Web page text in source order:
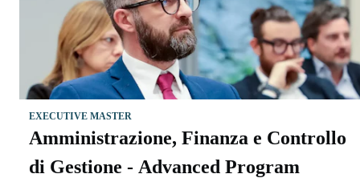
EXECUTIVE MASTER
Amministrazione, Finanza e Controllo
di Gestione - Advanced Program